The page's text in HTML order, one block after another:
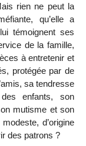
rien ne peut la
qu’elle a
témoignent ses
de la famille,
à entretenir et
protégée par de
sa tendresse
enfants, son
mutisme et son
d’origine
des patrons ?